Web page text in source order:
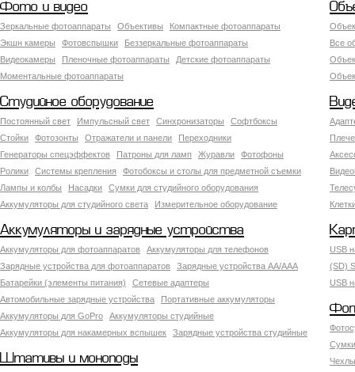
Фото и видео
Зеркальные фотоаппараты Объективы
Компактные фотоаппараты
Экшн камеры
Фотовспышки
Беззеркальные фотоаппараты
Видеокамеры
Пленочные фотоаппараты
Детские фотоаппараты
Моментальные фотоаппараты
Все
Студийное оборудование
Постоянный свет Импульсный свет Синхронизаторы
Софтбоксы
Стойки
Фотозонты Отражатели и панели
Переходники
Генераторы спецэффектов
Патроны для ламп Журавли
Фотофоны
Ролики
Системы крепления
Фотобоксы и столы для предметной съемки
Лампы и колбы
Насадки
Сумки для студийного оборудования
Аккумуляторы для студийного света
Измерительное оборудование
Аккумуляторы и зарядные устройства
Аккумуляторы для фотоаппаратов
Аккумуляторы для телефонов
Зарядные устройства для фотоаппаратов
Зарядные устройства AA/AAA
Батарейки (элементы питания)
Сетевые адаптеры
Автомобильные зарядные устройства
Портативные аккумуляторы
Аккумуляторы для GoPro
Аккумуляторы студийные
Аккумуляторы для накамерных вспышек
Зарядные устройства студийные
USB
(SD)
USB
Штативы и моноподы